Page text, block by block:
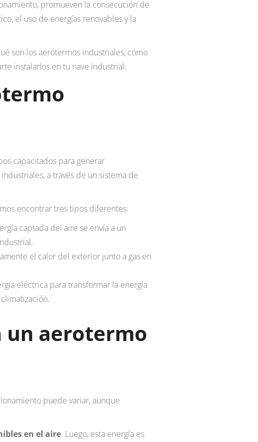
promueven la consecución de
el uso de energías renovables y la
son los aerotermos industriales, cómo
instalarlos en tu nave industrial.
capacitados para generar
a través de un sistema de
encontrar tres tipos diferentes:
captada del aire se envía a un
el calor del exterior junto a gas en
eléctrica para transformar la energía
un aerotermo
puede variar, aunque
en el aire. Luego, esta energía es